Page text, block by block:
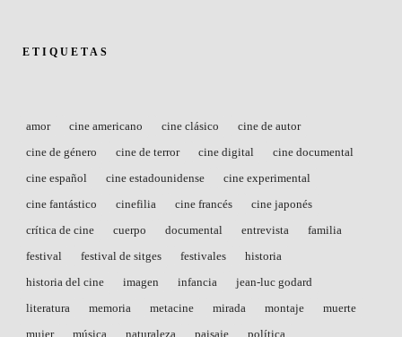
ETIQUETAS
amor cine americano cine clásico
cine de autor
cine de género
cine de terror cine digital
cine documental
cine español
cine estadounidense
cine experimental
cine fantástico
cinefilia cine francés
cine japonés
crítica de cine
cuerpo documental entrevista
familia
festival
festival de sitges festivales
historia
historia del cine
imagen infancia
jean-luc godard
literatura
memoria metacine mirada montaje
muerte
mujer
música naturaleza paisaje
política